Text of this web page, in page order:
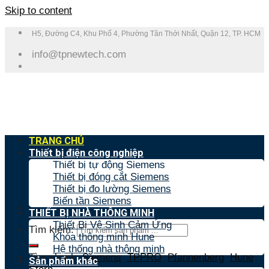
Skip to content
H5, Đường C4, Khu Phố 4, Phường Tân Thới Nhất, Quận 12, TP. HCM
info@tpnewtech.com
Tìm kiếm:
Tìm nhanh:Siemens,TPPRO,Pfannenberg,Hune,
TRANG CHỦ
Thiết bị điện công nghiệp
Thiết bị tự động Siemens
Thiết bị đóng cắt Siemens
Thiết bị đo lường Siemens
Biến tần Siemens
THIẾT BỊ NHÀ THÔNG MINH
Thiết Bị Vệ Sinh Cảm Ứng
Khóa thông minh Hune
Hệ thống nhà thông minh
Sản phẩm khác